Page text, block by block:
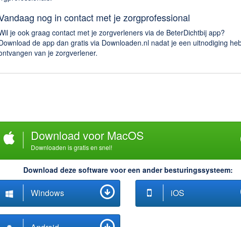
nog in contact met je zorgprofessional
je ook graag contact met je zorgverleners via de BeterDichtbij app?
de app dan gratis via Downloaden.nl nadat je een uitnodiging
van je zorgverlener.
Download voor MacOS
Downloaden is gratis en snel!
Download deze software voor een ander besturingssysteem:
Windows iOS